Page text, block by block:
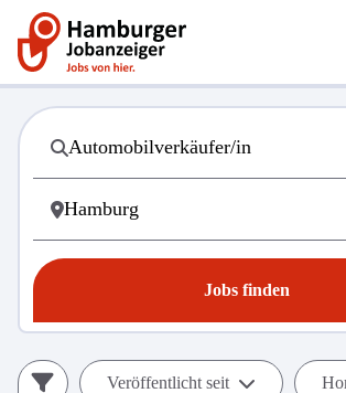
Jobs finden
Veröffentlicht seit